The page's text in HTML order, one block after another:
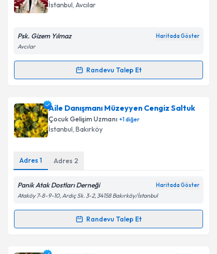
E-posta Adresiniz
Kişisel verilerimin işlenmesine ilişkinAydınlatma
'ni okudum ve kişisel verilerimin belirtilen
kapsamda işlenmesini kabul ediyorum.
Takvim Talebini Gönder
İstanbul, Avcılar
Psk. Gizem Yılmaz Haritada Göster
Avcılar
Randevu Talep Et
Randevu Takvimi Talebi
Psk. Gizem Yılmaziçin randevu takvimi talebi
oluşturun. Size bu uzmandan randevu almanız için bir
takvim hazırlandığında e-posta ile bilgilendireceğiz.
Kişisel verilerimin işlenmesine ilişkinAydınlatma
kapsamda işlenmesini kabul ediyorum.
Aile Danışmanı Müzeyyen Cengiz Saltuk
Çocuk Gelişim Uzmanı +1diğer
İstanbul, Bakırköy
Adres 1 Adres 2
Panik Atak Dostları Derneği Haritada Göster
Ataköy 7-8-9-10, Ardıç Sk. 3-2, 34158 Bakırköy/İstanbul
Randevu Talep Et
Randevu Takvimi Talebi